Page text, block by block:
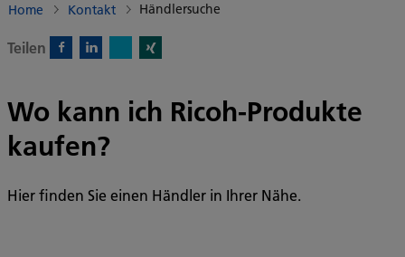
Home Kontakt Händlersuche
Teilen
Wo kann ich Ricoh-Produkte
kaufen?
Hier finden Sie einen Händler in Ihrer Nähe.